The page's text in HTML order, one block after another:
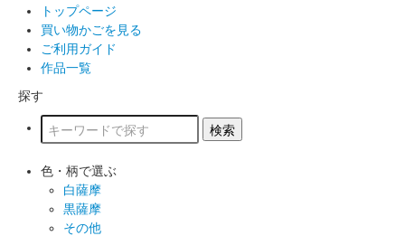
トップページ
買い物かごを見る
ご利用ガイド
作品一覧
探す
色・柄で選ぶ
白薩摩
黒薩摩
その他